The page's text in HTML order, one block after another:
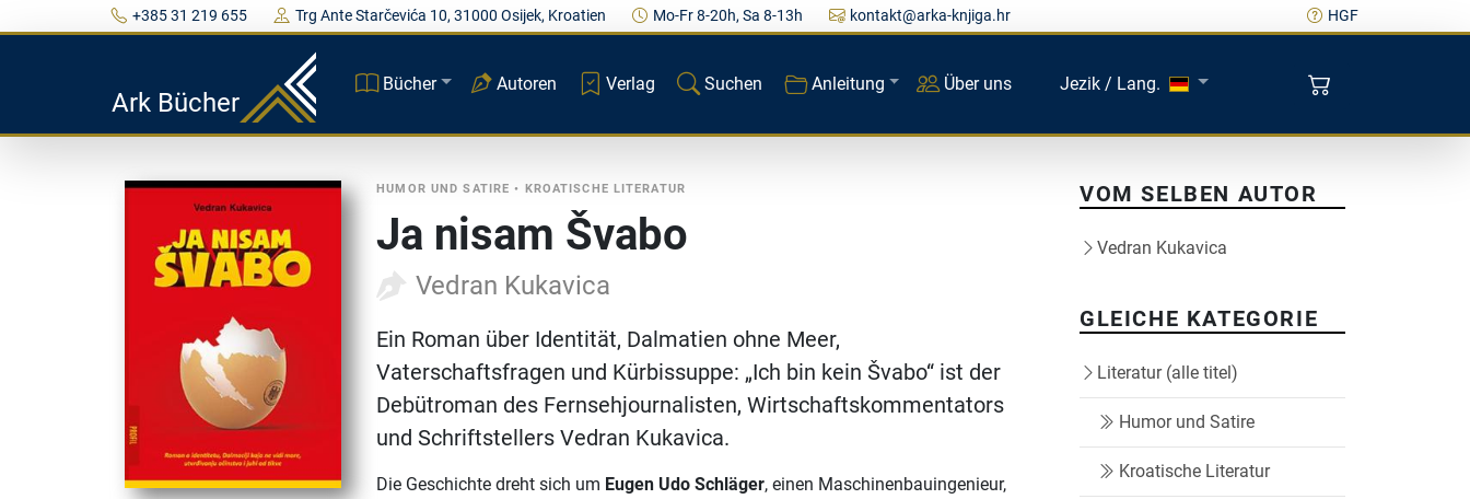
+385 31 219 655 Trg Ante Starčevića 10, 31000 Osijek, Kroatien Mo-Fr 8-20h, Sa 8-13h kontakt@arka-knjiga.hr HGF
Ark Bücher
Bücher Autoren Verlag Suchen Anleitung Über uns Jezik / Lang.
HUMOR UND SATIRE • KROATISCHE LITERATUR
Ja nisam Švabo
Vedran Kukavica
Ein Roman über Identität, Dalmatien ohne Meer,
Vaterschaftsfragen und Kürbissuppe: „Ich bin kein Švabo“ ist der
Debütroman des Fernsehjournalisten, Wirtschaftskommentators
und Schriftstellers Vedran Kukavica.
Die Geschichte dreht sich um Eugen Udo Schläger, einen Maschinenbauingenieur,
VOM SELBEN AUTOR
Vedran Kukavica
GLEICHE KATEGORIE
Literatur (alle titel)
Humor und Satire
Kroatische Literatur